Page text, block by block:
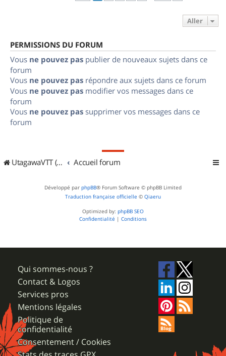
Aller
PERMISSIONS DU FORUM
Vous ne pouvez pas publier de nouveaux sujets dans ce
forum
Vous ne pouvez pas répondre aux sujets dans ce forum
Vous ne pouvez pas modifier vos messages dans ce
forum
Vous ne pouvez pas supprimer vos messages dans ce
forum
UtagawaVTT (Randos VTT et VTTAE avec traces GPS) Accueil forum
Développé par phpBB® Forum Software © phpBB Limited
Traduction française officielle © Qiaeru
Optimized by: phpBB SEO
Confidentialité | Conditions
Qui sommes-nous ?
Contact & Logos
Services pros
Mentions légales
Politique de
confidentialité
Consentement / Cookies